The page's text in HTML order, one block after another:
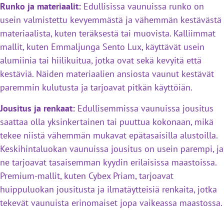
Runko ja materiaalit: Edullisissa vaunuissa runko on
usein valmistettu kevyemmästä ja vähemmän kestävästä
materiaalista, kuten teräksestä tai muovista. Kalliimmat
mallit, kuten Emmaljunga Sento Lux, käyttävät usein
alumiinia tai hiilikuitua, jotka ovat sekä kevyitä että
kestäviä. Näiden materiaalien ansiosta vaunut kestävät
paremmin kulutusta ja tarjoavat pitkän käyttöiän.
Jousitus ja renkaat: Edullisemmissa vaunuissa jousitus
saattaa olla yksinkertainen tai puuttua kokonaan, mikä
tekee niistä vähemmän mukavat epätasaisilla alustoilla.
Keskihintaluokan vaunuissa jousitus on usein parempi, ja
ne tarjoavat tasaisemman kyydin erilaisissa maastoissa.
Premium-mallit, kuten Cybex Priam, tarjoavat
huippuluokan jousitusta ja ilmatäytteisiä renkaita, jotka
tekevät vaunuista erinomaiset jopa vaikeassa maastossa.